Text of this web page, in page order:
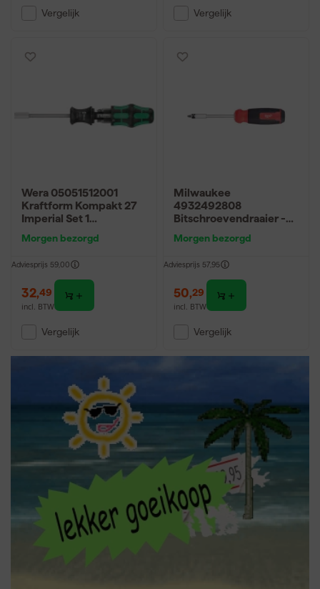
Vergelijk Vergelijk
Wera 05051512001
Kraftform Kompakt 27
Imperial Set 1
in 1 multi-bit
Morgen bezorgd
Adviesprijs 59,00
32,49
incl. BTW
Vergelijk
Milwaukee
4932492808
Bitschroevendraaier -
Morgen bezorgd
Adviesprijs 57,95
50,29
incl. BTW
Vergelijk